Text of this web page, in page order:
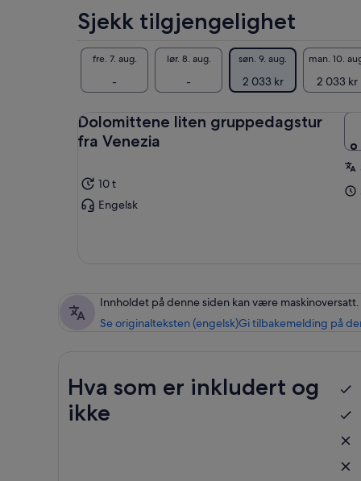
Sjekk tilgjengelighet
fre. 7. aug.
-
lør. 8. aug.
-
søn. 9. aug.
2 033 kr
man. 10.
2 033 kr
Dolomittene liten gruppedagstur
fra Venezia
10 t
Engelsk
Innholdet på denne siden kan være maskinoversatt.
Se originalteksten (engelsk)Gi tilbakemelding på
Hva som er inkludert og
ikke